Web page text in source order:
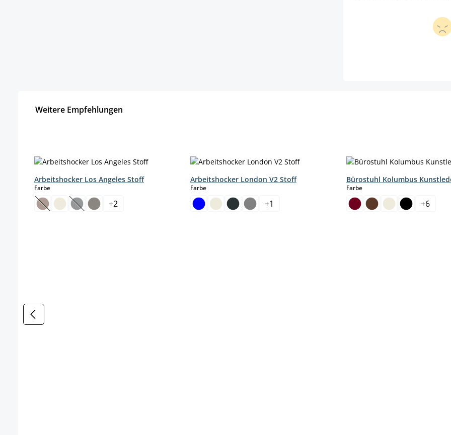
Weitere Empfehlungen
Arbeitshocker Los Angeles Stoff
Farbeauswählen
(Diese Option ist zurzeit nicht verfügbar.)
(Diese Option ist zurzeit nicht verfügbar.)
+2
Arbeitshocker London V2 Stoff
Farbeauswählen
+1
Bürostuhl Kolumbus
Farbeauswählen
+6